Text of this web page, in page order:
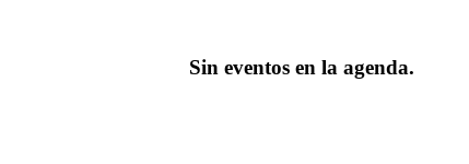
Sin eventos en la agenda.